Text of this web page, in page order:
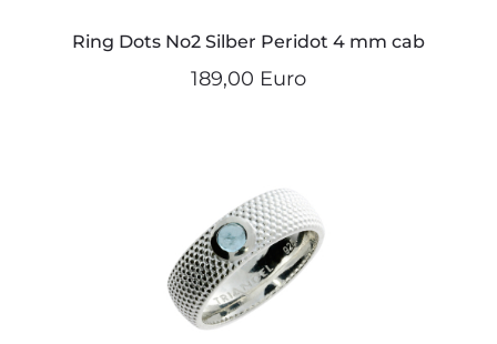
Ring Dots No2 Silber Peridot 4 mm cab
189,00 Euro